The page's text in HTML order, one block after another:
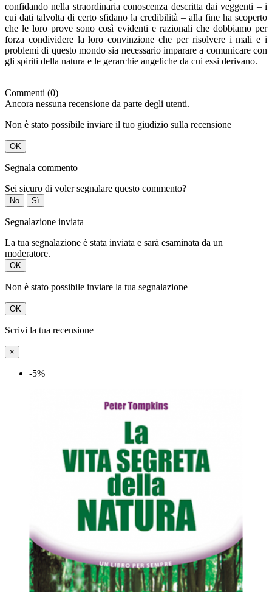
confidando nella straordinaria conoscenza descritta dai veggenti – i
cui dati talvolta di certo sfidano la credibilità – alla fine ha scoperto
che le loro prove sono così evidenti e razionali che dobbiamo per
forza condividere la loro convinzione che per risolvere i mali e i
problemi di questo mondo sia necessario imparare a comunicare con
gli spiriti della natura e le gerarchie angeliche da cui essi derivano.
Commenti (0)
Ancora nessuna recensione da parte degli utenti.
Non è stato possibile inviare il tuo giudizio sulla recensione
OK
Segnala commento
Sei sicuro di voler segnalare questo commento?
No Sì
Segnalazione inviata
La tua segnalazione è stata inviata e sarà esaminata da un
moderatore.
OK
Non è stato possibile inviare la tua segnalazione
OK
Scrivi la tua recensione
×
-5%